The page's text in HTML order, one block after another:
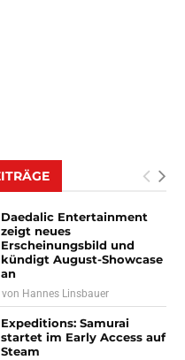
Daedalic Entertainment
zeigt neues
Erscheinungsbild und
kündigt August-Showcase
an
von Hannes Linsbauer
Expeditions: Samurai
startet im Early Access auf
Steam